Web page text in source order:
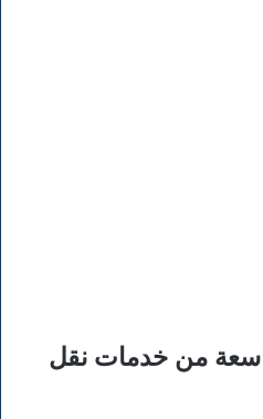
من خدمات نقل